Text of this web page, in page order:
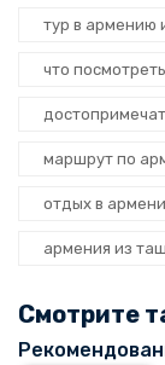
тур в армению
что
маршрут по
отдых в
армения из
Смотрите